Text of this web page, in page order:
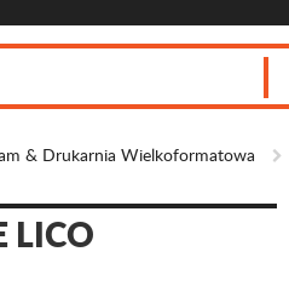
& Drukarnia Wielkoformatowa
LICO